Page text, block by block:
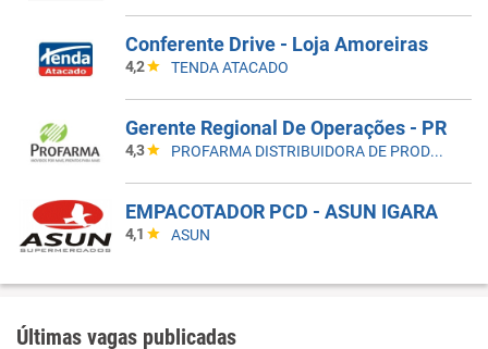
Conferente Drive - Loja Amoreiras
4,2 TENDA ATACADO
Gerente Regional De Operações - PR
4,3 PROFARMA DISTRIBUIDORA DE PRODUTOS FARMACEUTICOS
EMPACOTADOR PCD - ASUN IGARA
4,1 ASUN
Últimas vagas publicadas